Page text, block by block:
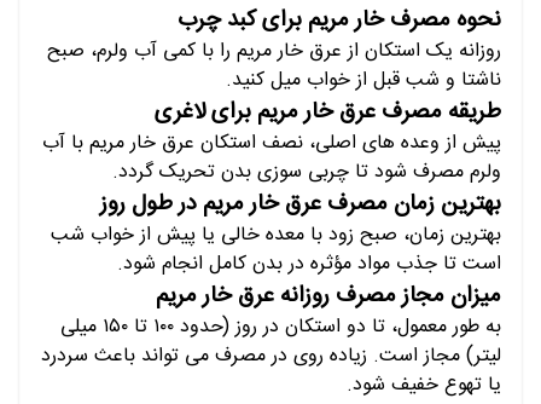
نحوه مصرف خار مریم برای کبد چرب
روزانه یک استکان از عرق خار مریم را با کمی آب ولرم، صبح
ناشتا و شب قبل از خواب میل کنید.
طریقه مصرف عرق خار مریم برای لاغری
پیش از وعده های اصلی، نصف استکان عرق خار مریم با آب
ولرم مصرف شود تا چربی سوزی بدن تحریک گردد.
بهترین زمان مصرف عرق خار مریم در طول روز
بهترین زمان، صبح زود با معده خالی یا پیش از خواب شب
است تا جذب مواد مؤثره در بدن کامل انجام شود.
میزان مجاز مصرف روزانه عرق خار مریم
به طور معمول، تا دو استکان در روز (حدود ۱۰۰ تا ۱۵۰ میلی
لیتر) مجاز است. زیاده روی در مصرف می تواند باعث سردرد
یا تهوع خفیف شود.